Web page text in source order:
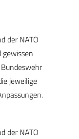
der NATO
jeweilige
der NATO